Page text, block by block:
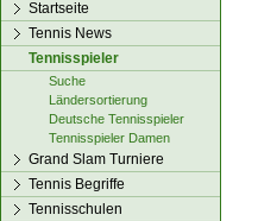
Startseite
Tennis News
Tennisspieler
Suche
Ländersortierung
Deutsche Tennisspieler
Tennisspieler Damen
Grand Slam Turniere
Tennis Begriffe
Tennisschulen